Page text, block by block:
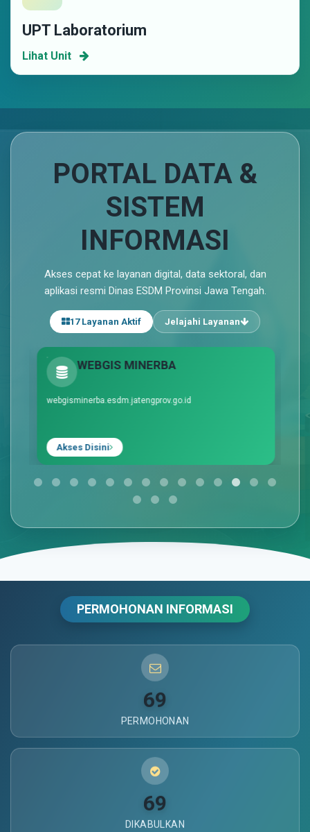
UPT Laboratorium
Lihat Unit
PORTAL DATA &
SISTEM
INFORMASI
Akses cepat ke layanan digital, data sektoral, dan
aplikasi resmi Dinas ESDM Provinsi Jawa Tengah.
17 Layanan Aktif Jelajahi Layanan
WEBGIS MINERBA
webgisminerba.esdm.jatengprov.go.id
Akses Disini
PERMOHONAN INFORMASI
69
PERMOHONAN
69
DIKABULKAN